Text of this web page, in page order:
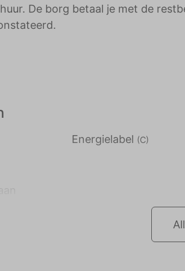
De borg betaal je met de
Energielabel (C)